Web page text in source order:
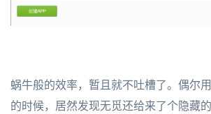
蜗牛般的效率，暂且就不吐槽了。偶尔
的时候，居然发现无觅还给来了个隐藏的